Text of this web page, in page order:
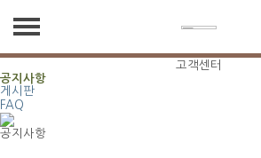
BRAINTREE
브레인트리 생명공학연구소
고객센터
공지사항
게시판
FAQ
공지사항